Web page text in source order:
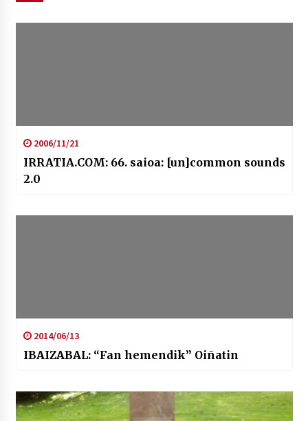
2006/11/21
IRRATIA.COM: 66. saioa: [un]common sounds
2.0
2014/06/13
IBAIZABAL: “Fan hemendik” Oiñatin